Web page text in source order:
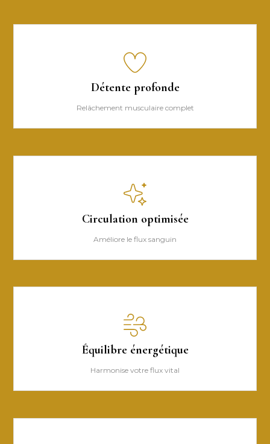
Détente profonde
Relâchement musculaire complet
Circulation optimisée
Améliore le flux sanguin
Équilibre énergétique
Harmonise votre flux vital